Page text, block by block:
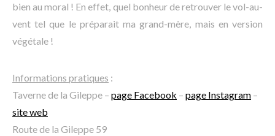
bien au moral ! En effet, quel bonheur de retrouver le vol-au-
vent tel que le préparait ma grand-mère, mais en version
végétale !
Informations pratiques :
Taverne de la Gileppe – page Facebook – page Instagram –
site web
Route de la Gileppe 59